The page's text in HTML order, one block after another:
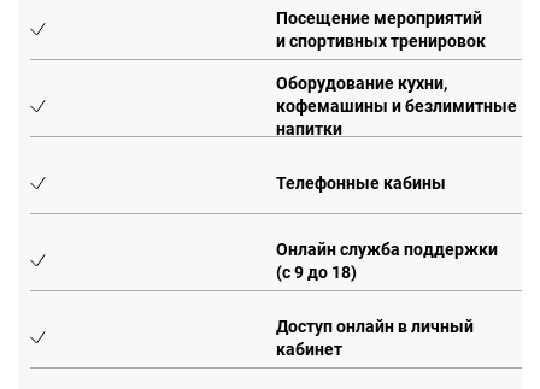
Посещение мероприятий
и спортивных тренировок
Оборудование кухни,
кофемашины и безлимитные
напитки
Телефонные кабины
Онлайн служба поддержки
(с 9 до 18)
Доступ онлайн в личный
кабинет